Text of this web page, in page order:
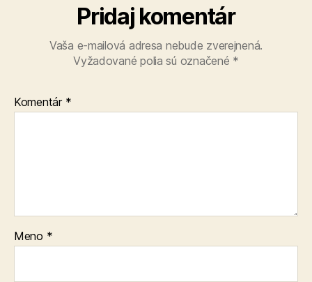
Pridaj komentár
Vaša e-mailová adresa nebude zverejnená.
Vyžadované polia sú označené *
Komentár *
Meno *